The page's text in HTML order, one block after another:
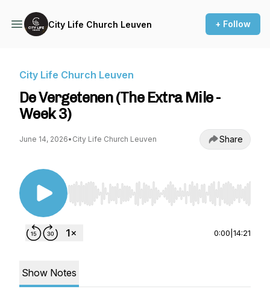
City Life Church Leuven + Follow
City Life Church Leuven
De Vergetenen (The Extra Mile -
Week 3)
June 14, 2026• City Life Church Leuven Share
Use Left/Right to seek, Home/End to jump to
0:00 14:21
Show Notes